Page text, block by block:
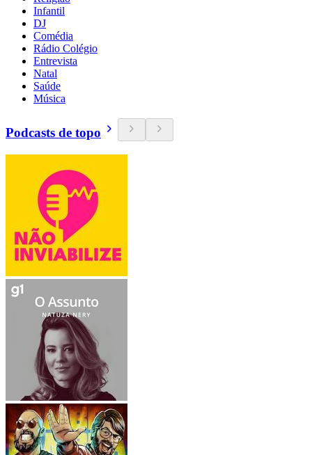
Infantil
DJ
Comédia
Rádio Colégio
Entrevista
Natal
Saúde
Música
Podcasts de topo